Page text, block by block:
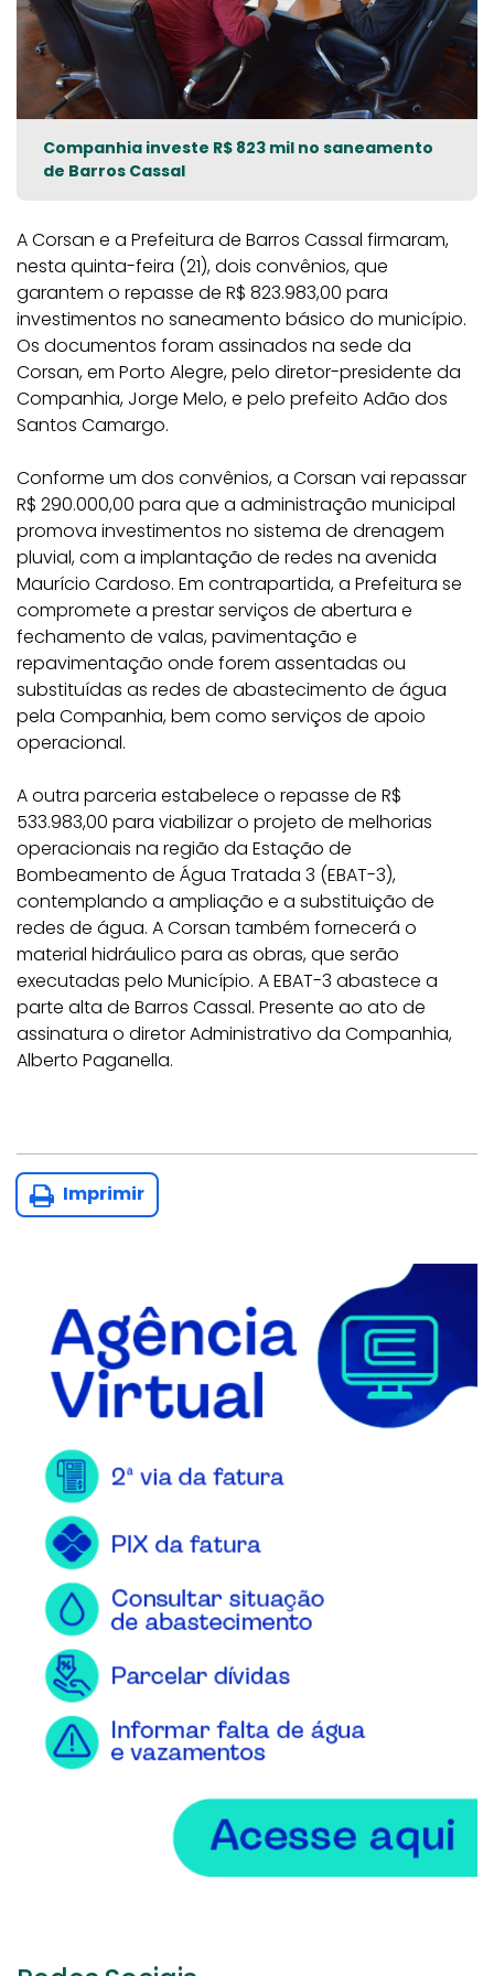
Companhia investe R$ 823 mil no saneamento
de Barros Cassal
A Corsan e a Prefeitura de Barros Cassal firmaram,
nesta quinta-feira (21), dois convênios, que
garantem o repasse de R$ 823.983,00 para
investimentos no saneamento básico do município.
Os documentos foram assinados na sede da
Corsan, em Porto Alegre, pelo diretor-presidente da
Companhia, Jorge Melo, e pelo prefeito Adão dos
Santos Camargo.
Conforme um dos convênios, a Corsan vai repassar
R$ 290.000,00 para que a administração municipal
promova investimentos no sistema de drenagem
pluvial, com a implantação de redes na avenida
Maurício Cardoso. Em contrapartida, a Prefeitura se
compromete a prestar serviços de abertura e
fechamento de valas, pavimentação e
repavimentação onde forem assentadas ou
substituídas as redes de abastecimento de água
pela Companhia, bem como serviços de apoio
operacional.
A outra parceria estabelece o repasse de R$
533.983,00 para viabilizar o projeto de melhorias
operacionais na região da Estação de
Bombeamento de Água Tratada 3 (EBAT-3),
contemplando a ampliação e a substituição de
redes de água. A Corsan também fornecerá o
material hidráulico para as obras, que serão
executadas pelo Município. A EBAT-3 abastece a
parte alta de Barros Cassal. Presente ao ato de
assinatura o diretor Administrativo da Companhia,
Alberto Paganella.
Imprimir